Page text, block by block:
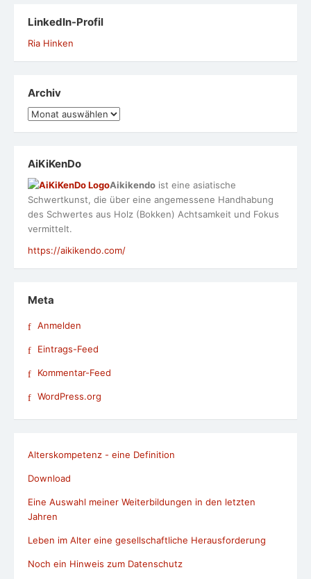
LinkedIn-Profil
Ria Hinken
Archiv
Archiv
AiKiKenDo
Aikikendo ist eine asiatische
Schwertkunst, die über eine angemessene Handhabung
des Schwertes aus Holz (Bokken) Achtsamkeit und Fokus
vermittelt.
https://aikikendo.com/
Meta
Anmelden
Eintrags-Feed
Kommentar-Feed
WordPress.org
Alterskompetenz - eine Definition
Download
Eine Auswahl meiner Weiterbildungen in den letzten
Jahren
Leben im Alter eine gesellschaftliche Herausforderung
Noch ein Hinweis zum Datenschutz